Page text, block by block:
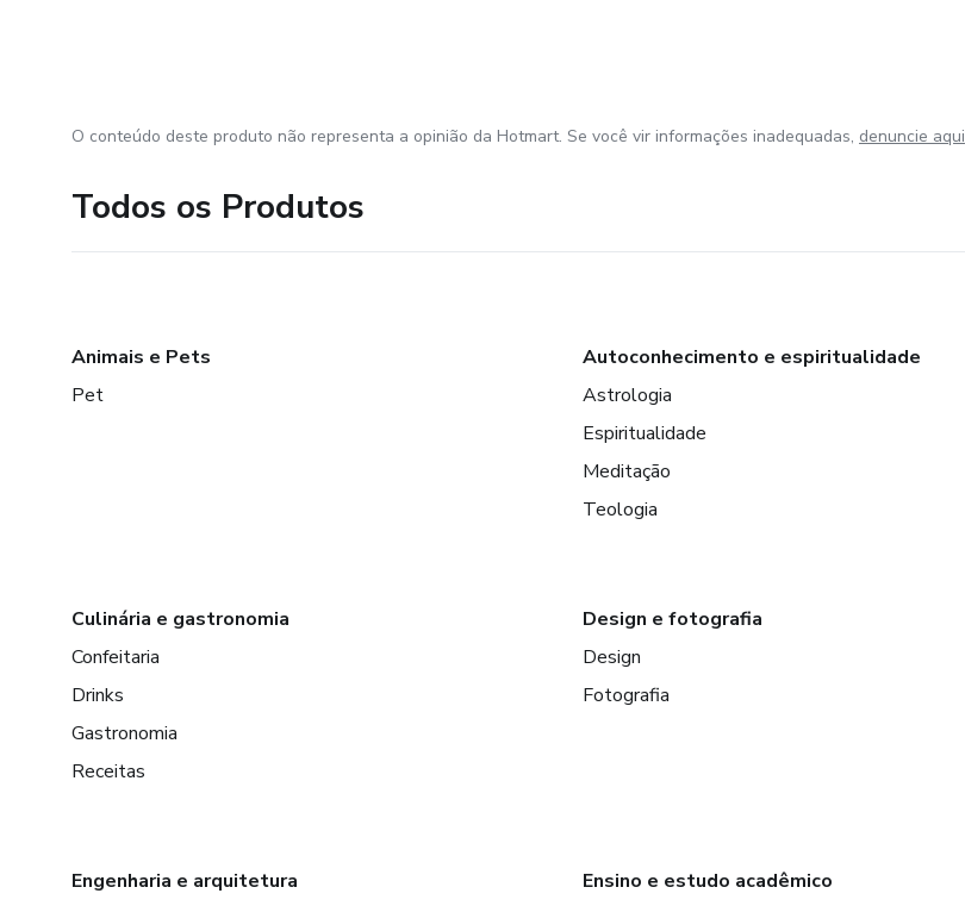
O conteúdo deste produto não representa a opinião da Hotmart. Se você vir informações inadequadas, denuncie aqui
Todos os Produtos
Animais e Pets
Pet
Autoconhecimento e espiritualidade
Astrologia
Espiritualidade
Meditação
Teologia
Culinária e gastronomia
Confeitaria
Drinks
Gastronomia
Receitas
Design e fotografia
Design
Fotografia
Engenharia e arquitetura
Ensino e estudo acadêmico